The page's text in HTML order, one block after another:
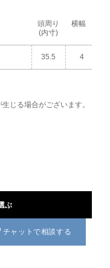
頭周り
(内寸)
横幅
35.5 4
じる場合がございます。
ぶ
チャットで相談する